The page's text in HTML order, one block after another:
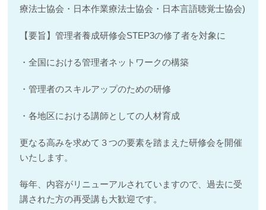
療法士協会・日本作業療法士協会・日本言語聴覚士協会)
【要旨】管理者養成研修会STEP3の修了者を対象に
・全国における管理者ネットワークの構築
・管理者のスキルアップのための研修
・各地区における講師としての人材育成
更なる高みを求めて３つの要素を踏まえた研修会を開催
いたします。
毎年、内容がリニューアルされていますので、過去に受
講された方の再受講も大歓迎です。